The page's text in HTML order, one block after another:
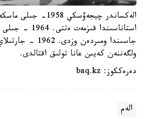
الەكساندر چيجەۆسكي
جاسىندا ومىردەن
ولگەننەن كەيىن عانا تولىق اقتالدى.
دەرەككوز: baq.kz
الەم